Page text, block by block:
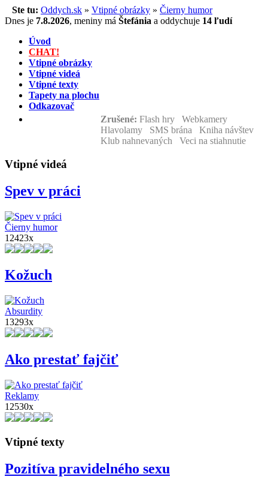
Ste tu: Oddych.sk » Vtipné obrázky » Čierny humor
Dnes je 7.8.2026, meniny má Štefánia a oddychuje 14 ľudí
Úvod
CHAT!
Vtipné obrázky
Vtipné videá
Vtipné texty
Tapety na plochu
Odkazovač
Zrušené: Flash hry Webkamery
Hlavolamy SMS brána Kniha návštev
Klub nahnevaných Veci na stiahnutie
Vtipné videá
Spev v práci
Čierny humor
12423x
Kožuch
Absurdity
13293x
Ako prestať fajčiť
Reklamy
12530x
Vtipné texty
Pozitíva pravidelného sexu